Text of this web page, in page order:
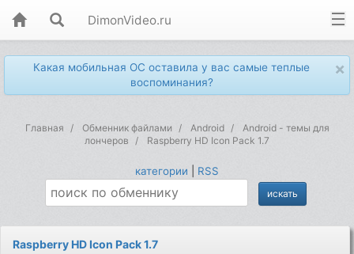
DimonVideo.ru
×
Какая мобильная ОС оставила у вас самые теплые
воспоминания?
Главная Обменник файлами Android
Android - темы для
лончеров
Raspberry HD Icon Pack 1.7
категории RSS
Raspberry HD Icon Pack 1.7